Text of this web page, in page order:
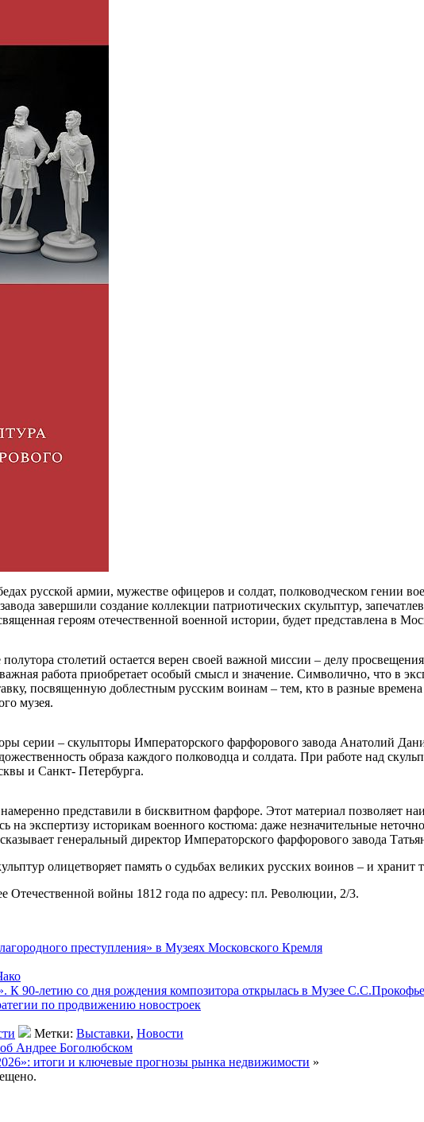
русской армии, мужестве офицеров и солдат, полководческом гении
завершили создание коллекции патриотических скульптур,
героям отечественной военной истории, будет представлена в
столетий остается верен своей важной миссии – делу
работа приобретает особый смысл и значение. Символично, что в
посвященную доблестным русским воинам – тем, кто в разные
музея.
серии – скульпторы Императорского фарфорового завода Анатолий
образа каждого полководца и солдата. При работе над
и Санкт- Петербурга.
представили в бисквитном фарфоре. Этот материал позволяет
на экспертизу историкам военного костюма: даже незначительные
генеральный директор Императорского фарфорового завода
олицетворяет память о судьбах великих русских воинов – и хранит
Отечественной войны 1812 года по адресу: пл. Революции, 2/3.
преступления» в Музеях Московского Кремля
90-летию со дня рождения композитора открылась в Музее
по продвижению новостроек
Метки: Выставки, Новости
Андрее Боголюбском
итоги и ключевые прогнозы рынка недвижимости »